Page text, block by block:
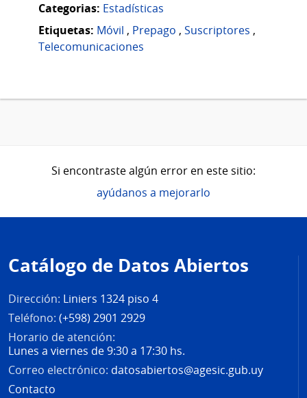
Categorias: Estadísticas
Etiquetas: Móvil , Prepago , Suscriptores ,
Telecomunicaciones
Si encontraste algún error en este sitio:
ayúdanos a mejorarlo
de
página
Catálogo de Datos Abiertos
Dirección: Liniers 1324 piso 4
Teléfono: (+598) 2901 2929
Horario de atención:
Lunes a viernes de 9:30 a 17:30 hs.
Correo electrónico: datosabiertos@agesic.gub.uy
Contacto